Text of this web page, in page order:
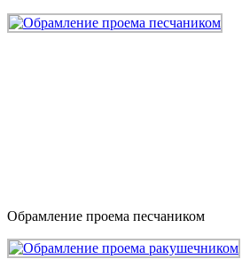
Обрамление проема песчаником